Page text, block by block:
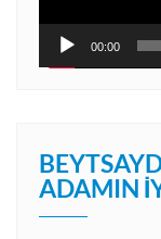
00:00
ADAMIN